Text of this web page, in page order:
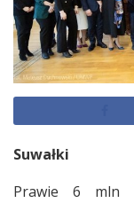
Suwałki
Prawie 6 mln